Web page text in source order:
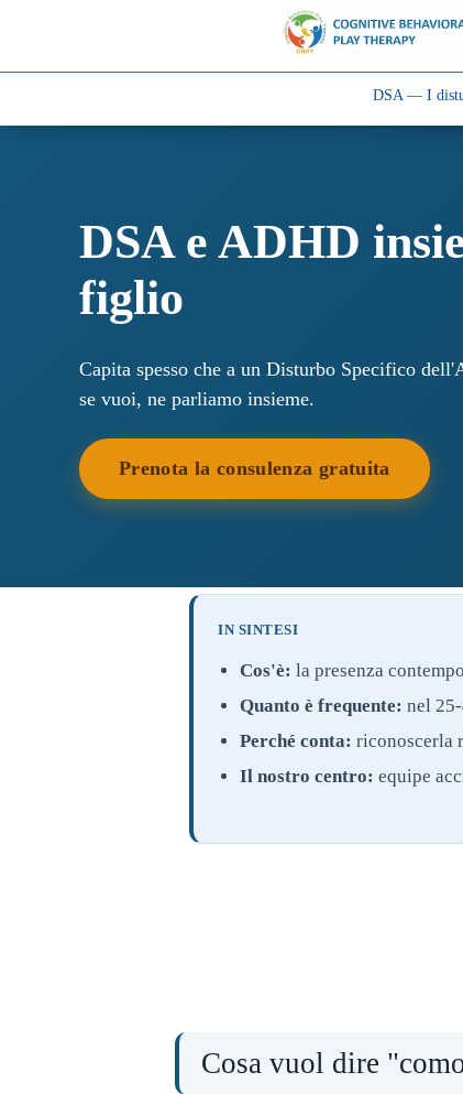
DSA — I
DSA e ADHD
figlio
Capita spesso che a un Disturbo Specifico
se vuoi, ne parliamo insieme.
Prenota la consulenza gratuita
IN SINTESI
Cos'è: la presenza
Quanto è frequente: nel
Perché conta: riconoscerla
Il nostro centro: equipe
Cosa vuol dire